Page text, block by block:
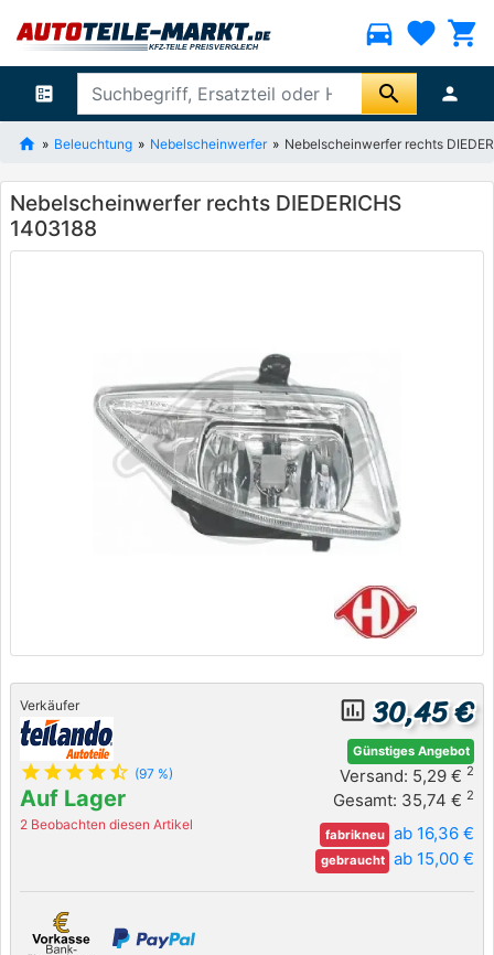
directions_car favorite shopping_cart
ballot search person
Beleuchtung Nebelscheinwerfer Nebelscheinwerfer rechts
Nebelscheinwerfer rechts DIEDERICHS
1403188
Verkäufer
star star star star star_half (97 %)
Auf Lager
2 Beobachten diesen Artikel
insert_chart_outlined 30,45 €
Günstiges Angebot
Versand: 5,29 € 2
Gesamt: 35,74 € 2
fabrikneu ab 16,36 €
gebraucht ab 15,00 €